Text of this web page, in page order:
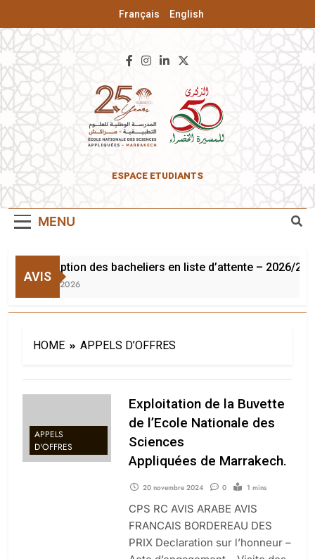
Français English
ENSA De
ESPACE ETUDIANTS
MENU
AVIS
Inscription des bacheliers en liste d’attente – 2026/
3 Août 2026
HOME APPELS D’OFFRES
APPELS
D'OFFRES
Exploitation de la Buvette
de l’Ecole Nationale des
Sciences
Appliquées de Marrakech.
20 novembre 2024 0 1 mins
CPS RC AVIS ARABE AVIS
FRANCAIS BORDEREAU DES
PRIX Declaration sur l’honneur –